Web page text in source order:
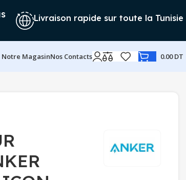
Livraison rapide sur toute la Tunisie
Notre MagasinNos Contacts 0.00DT